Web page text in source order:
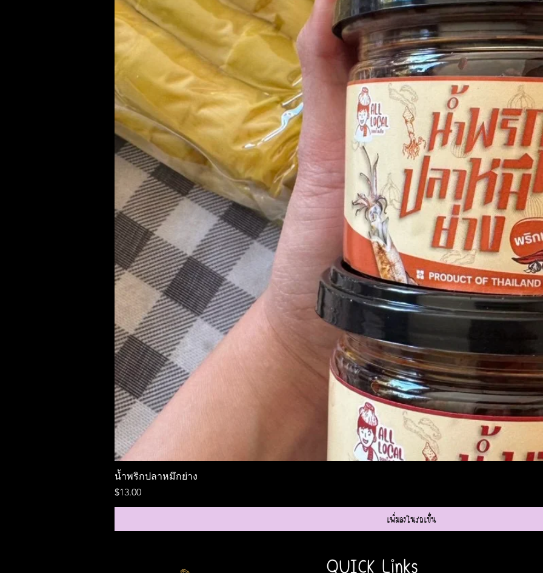
น้ำพริกปลาหมึกย่าง
ราคา
$13.00
เพิ่มลงในรถเข็น
QUICK Links